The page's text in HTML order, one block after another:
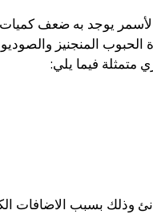
يوجد به ضعف كميات
المنجنيز والصوديوم
وذلك بسبب الاضافات